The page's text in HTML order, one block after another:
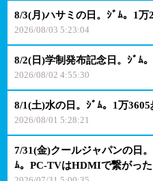
8/3(月)ハサミの日。ｼﾞﾑ。1万
2026/08/03 5:23:04
8/2(日)学制発布記念日。ｼﾞﾑ。
2026/08/02 4:55:30
8/1(土)水の日。ｼﾞﾑ。1万3605
2026/08/01 5:28:21
7/31(金)クールジャパンの日
ﾑ。PC-TVはHDMIで繋がった